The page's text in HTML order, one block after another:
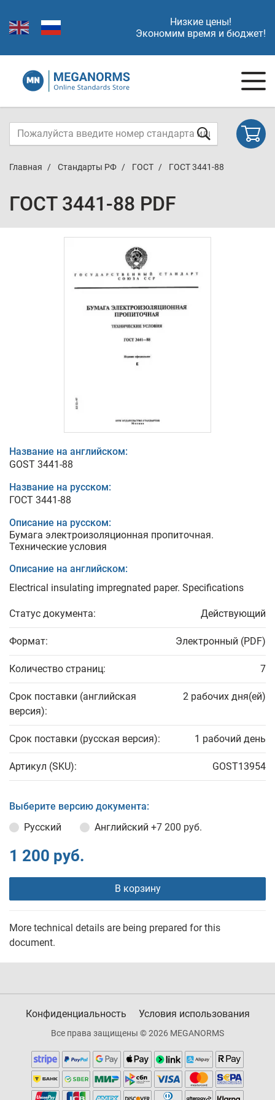
Низкие цены!
Экономим время и бюджет!
Главная Стандарты РФ ГОСТ ГОСТ 3441-88
ГОСТ 3441-88 PDF
Название на английском:
GOST 3441-88
Название на русском:
ГОСТ 3441-88
Описание на русском:
Бумага электроизоляционная пропиточная.
Технические условия
Описание на английском:
Electrical insulating impregnated paper. Specifications
Статус документа: Действующий
Формат: Электронный (PDF)
Количество страниц: 7
Срок поставки (английская
версия):
2 рабочих дня(ей)
Срок поставки (русская версия): 1 рабочий день
Артикул (SKU): GOST13954
Выберите версию документа:
Русский
Английский +7 200 руб.
1 200 руб.
В корзину
More technical details are being prepared for this
document.
Конфиденциальность Условия использования
Все права защищены © 2026 MEGANORMS